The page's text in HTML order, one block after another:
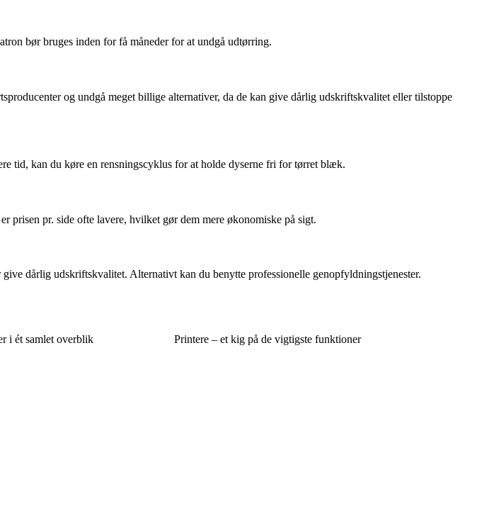
bør bruges inden for få måneder for at undgå udtørring.
og undgå meget billige alternativer, da de kan give dårlig udskriftskvalitet eller tilstoppe
tid, kan du køre en rensningscyklus for at holde dyserne fri for tørret blæk.
prisen pr. side ofte lavere, hvilket gør dem mere økonomiske på sigt.
dårlig udskriftskvalitet. Alternativt kan du benytte professionelle genopfyldningstjenester.
i ét samlet overblik Printere – et kig på de vigtigste funktioner